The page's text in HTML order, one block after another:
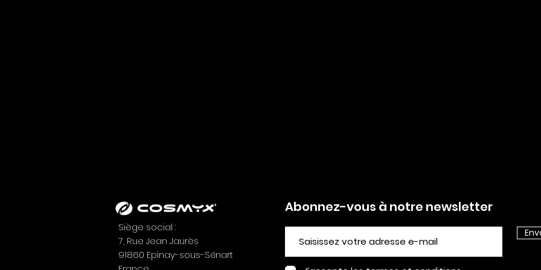
Abonnez-vous à notre newsletter
Siège social :
7, Rue Jean Jaurès
91860 Epinay-sous-Sénart